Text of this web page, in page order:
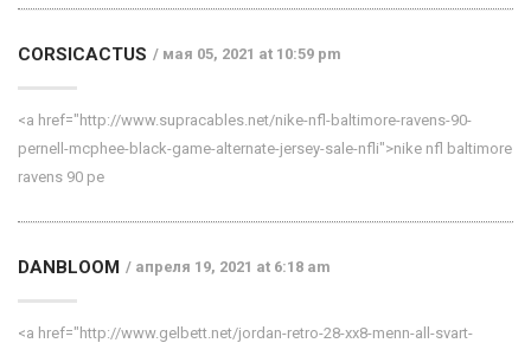
CORSICACTUS мая 05, 2021 at 10:59 pm
<a href="http://www.supracables.net/nike-nfl-baltimore-ravens-90-
pernell-mcphee-black-game-alternate-jersey-sale-nfli">nike nfl baltimore
ravens 90 pe
DANBLOOM апреля 19, 2021 at 6:18 am
<a href="http://www.gelbett.net/jordan-retro-28-xx8-menn-all-svart-